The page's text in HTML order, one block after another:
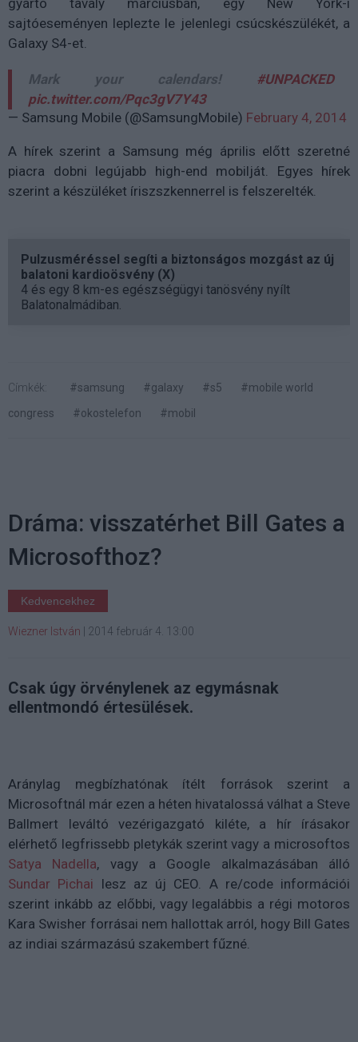
sajtóeseményen leplezte le jelenlegi csúcskészülékét, a
Galaxy S4-et.
Mark your calendars! #UNPACKED
pic.twitter.com/Pqc3gV7Y43
— Samsung Mobile (@SamsungMobile) February 4, 2014
A hírek szerint a Samsung még április előtt szeretné
piacra dobni legújabb high-end mobilját. Egyes hírek
szerint a készüléket íriszszkennerrel is felszerelték.
Pulzusméréssel segíti a biztonságos mozgást az új
balatoni kardioösvény (X)
4 és egy 8 km-es egészségügyi tanösvény nyílt
Balatonalmádiban.
Címkék: #samsung #galaxy #s5
#mobile world
congress
#okostelefon #mobil
Dráma: visszatérhet Bill Gates a
Microsofthoz?
Kedvencekhez
Wiezner István | 2014 február 4. 13:00
Csak úgy örvénylenek az egymásnak
ellentmondó értesülések.
Aránylag megbízhatónak ítélt források szerint a
Microsoftnál már ezen a héten hivatalossá válhat a Steve
Ballmert leváltó vezérigazgató kiléte, a hír írásakor
elérhető legfrissebb pletykák szerint vagy a microsoftos
Satya Nadella, vagy a Google alkalmazásában álló
Sundar Pichai lesz az új CEO. A re/code információi
szerint inkább az előbbi, vagy legalábbis a régi motoros
Kara Swisher forrásai nem hallottak arról, hogy Bill Gates
az indiai származású szakembert fűzné.